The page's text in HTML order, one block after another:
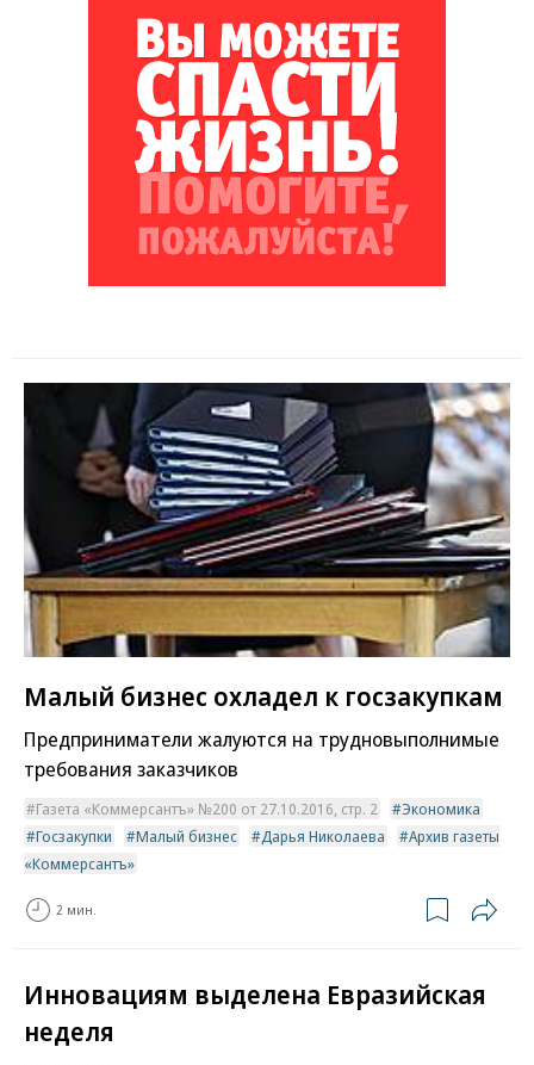
Малый бизнес охладел к госзакупкам
Предприниматели жалуются на трудновыполнимые
требования заказчиков
Газета «Коммерсантъ» №200 от 27.10.2016, стр. 2
Экономика
Госзакупки
Малый бизнес Дарья Николаева
Архив газеты
«Коммерсантъ»
2 мин.
Инновациям выделена Евразийская
неделя